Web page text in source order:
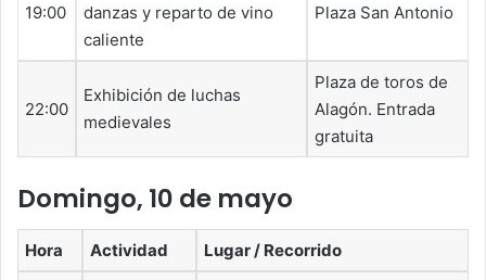
19:00
danzas y reparto de vino
caliente
Plaza San Antonio
22:00
Exhibición de luchas
medievales
Plaza de toros de
Alagón. Entrada
gratuita
Domingo, 10 de mayo
Hora Actividad Lugar / Recorrido